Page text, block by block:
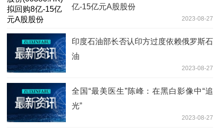
亿-15亿元A股股份
2023-08-27
印度石油部长否认印方过度依赖俄罗斯石
油
2023-08-27
全国“最美医生”陈峰：在黑白影像中“追
光”
2023-08-27